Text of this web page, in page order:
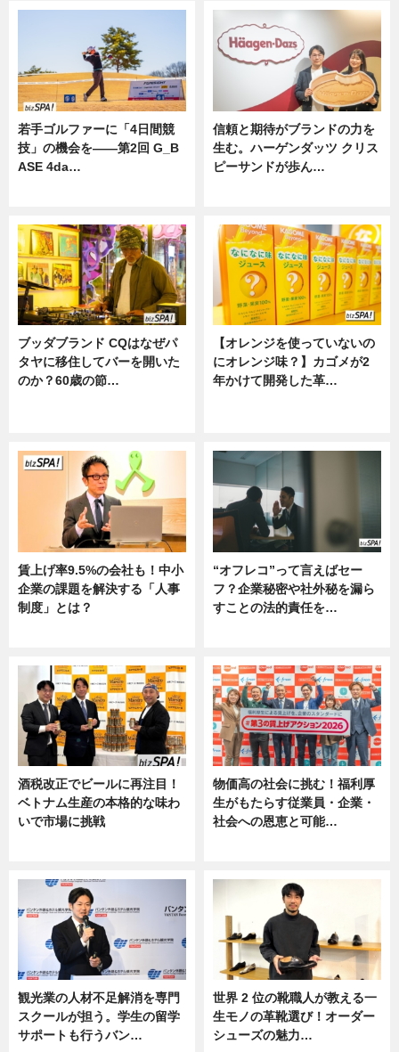
若手ゴルファーに「4日間競
技」の機会を——第2回 G_B
ASE 4da…
信頼と期待がブランドの力を
生む。ハーゲンダッツ クリス
ピーサンドが歩ん…
ブッダブランド CQはなぜパ
タヤに移住してバーを開いた
のか？60歳の節…
【オレンジを使っていないの
にオレンジ味？】カゴメが2
年かけて開発した革…
賃上げ率9.5%の会社も！中小
企業の課題を解決する「人事
制度」とは？
“オフレコ”って言えばセー
フ？企業秘密や社外秘を漏ら
すことの法的責任を…
酒税改正でビールに再注目！
ベトナム生産の本格的な味わ
いで市場に挑戦
物価高の社会に挑む！福利厚
生がもたらす従業員・企業・
社会への恩恵と可能…
観光業の人材不足解消を専門
スクールが担う。学生の留学
サポートも行うバン…
世界 2 位の靴職人が教える一
生モノの革靴選び！オーダー
シューズの魅力…